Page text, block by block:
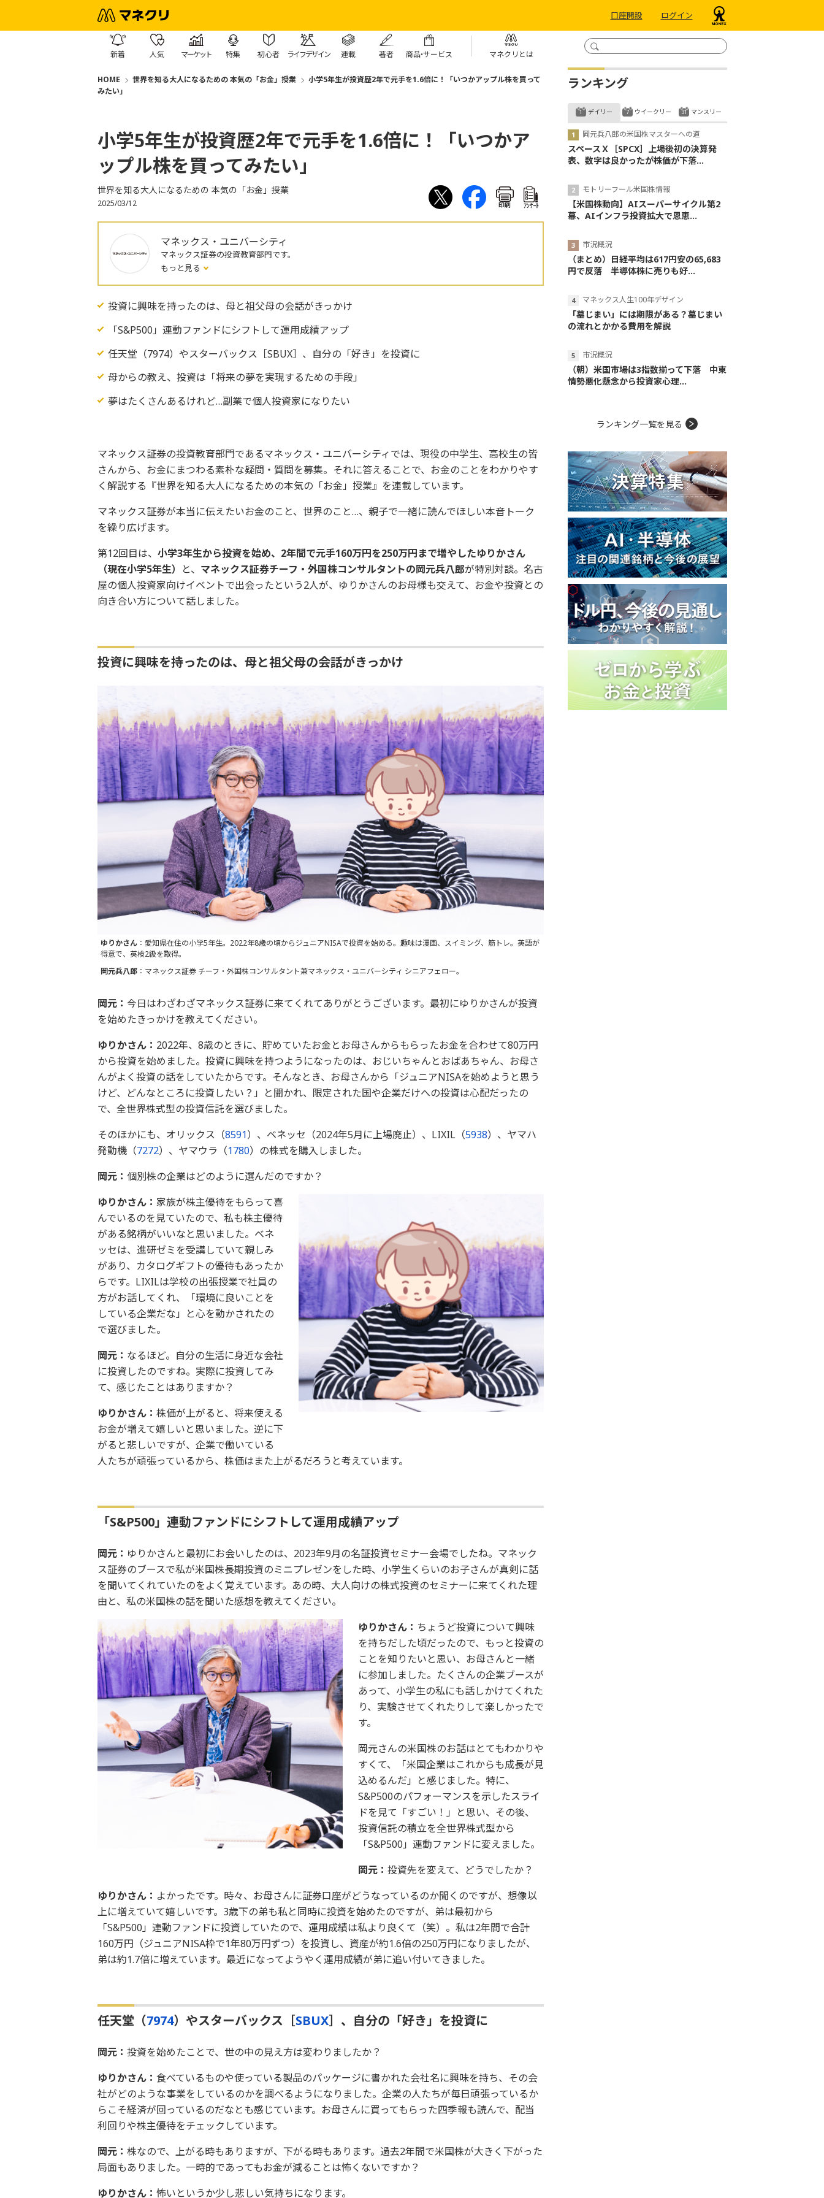
口座開設 ログイン
新着 人気 マーケット 特集 初心者 ライフデザイン 連載 著者 商品・サービス マネクリとは
HOME 世界を知る大人になるための 本気の「お金」授業
小学5年生が投資歴2年で元手を1.6倍に！「いつかアップル株を買って
みたい」
小学5年生が投資歴2年で元手を1.6倍に！「いつかア
ップル株を買ってみたい」
世界を知る大人になるための 本気の「お金」授業
2025/03/12 印刷 ｱﾝｹｰﾄ
マネックス・ユニバーシティ
マネックス証券の投資教育部門です。
もっと見る
投資に興味を持ったのは、母と祖父母の会話がきっかけ
「S&P500」連動ファンドにシフトして運用成績アップ
任天堂（7974）やスターバックス［SBUX］、自分の「好き」を投資に
母からの教え、投資は「将来の夢を実現するための手段」
夢はたくさんあるけれど…副業で個人投資家になりたい
マネックス証券の投資教育部門であるマネックス・ユニバーシティでは、現役の中学生、高校生の皆
さんから、お金にまつわる素朴な疑問・質問を募集。それに答えることで、お金のことをわかりやす
く解説する『世界を知る大人になるための本気の「お金」授業』を連載しています。
マネックス証券が本当に伝えたいお金のこと、世界のこと…、親子で一緒に読んでほしい本音トーク
を繰り広げます。
第12回目は、 小学3年生から投資を始め、2年間で元手160万円を250万円まで増やしたゆりかさん
（現在小学5年生）
と、 マネックス証券チーフ・外国株コンサルタントの岡元兵八郎が特別対談。名古
屋の個人投資家向けイベントで出会ったという2人が、ゆりかさんのお母様も交えて、お金や投資との
向き合い方について話しました。
投資に興味を持ったのは、母と祖父母の会話がきっかけ
ゆりかさん：愛知県在住の小学5年生。2022年8歳の頃からジュニアNISAで投資を始める。趣味は漫画、スイミング、筋トレ。英語が
得意で、英検2級を取得。
岡元兵八郎：マネックス証券 チーフ・外国株コンサルタント兼マネックス・ユニバーシティ シニアフェロー。
岡元： 今日はわざわざマネックス証券に来てくれてありがとうございます。最初にゆりかさんが投資
を始めたきっかけを教えてください。
ゆりかさん： 2022年、8歳のときに、貯めていたお金とお母さんからもらったお金を合わせて80万円
から投資を始めました。投資に興味を持つようになったのは、おじいちゃんとおばあちゃん、お母さ
んがよく投資の話をしていたからです。そんなとき、お母さんから「ジュニアNISAを始めようと思う
けど、どんなところに投資したい？」と聞かれ、限定された国や企業だけへの投資は心配だったの
で、全世界株式型の投資信託を選びました。
そのほかにも、オリックス（8591）、ベネッセ（2024年5月に上場廃止）、LIXIL（5938）、ヤマハ
発動機（7272）、ヤマウラ（1780）の株式を購入しました。
岡元： 個別株の企業はどのように選んだのですか？
ゆりかさん： 家族が株主優待をもらって喜
んでいるのを見ていたので、私も株主優待
がある銘柄がいいなと思いました。ベネ
ッセは、進研ゼミを受講していて親しみ
があり、カタログギフトの優待もあったか
らです。LIXILは学校の出張授業で社員の
方がお話してくれ、「環境に良いことを
している企業だな」と心を動かされたの
で選びました。
岡元： なるほど。自分の生活に身近な会社
に投資したのですね。実際に投資してみ
て、感じたことはありますか？
ゆりかさん： 株価が上がると、将来使える
お金が増えて嬉しいと思いました。逆に下
がると悲しいですが、企業で働いている
人たちが頑張っているから、株価はまた上がるだろうと考えています。
「S&P500」連動ファンドにシフトして運用成績アップ
岡元： ゆりかさんと最初にお会いしたのは、2023年9月の名証投資セミナー会場でしたね。マネック
ス証券のブースで私が米国株長期投資のミニプレゼンをした時、小学生くらいのお子さんが真剣に話
を聞いてくれていたのをよく覚えています。あの時、大人向けの株式投資のセミナーに来てくれた理
由と、私の米国株の話を聞いた感想を教えてください。
ゆりかさん： ちょうど投資について興味
を持ちだした頃だったので、もっと投資の
ことを知りたいと思い、お母さんと一緒
に参加しました。たくさんの企業ブースが
あって、小学生の私にも話しかけてくれた
り、実験させてくれたりして楽しかったで
す。
岡元さんの米国株のお話はとてもわかりや
すくて、「米国企業はこれからも成長が見
込めるんだ」と感じました。特に、
S&P500のパフォーマンスを示したスライ
ドを見て「すごい！」と思い、その後、
投資信託の積立を全世界株式型から
「S&P500」連動ファンドに変えました。
岡元： 投資先を変えて、どうでしたか？
ゆりかさん： よかったです。時々、お母さんに証券口座がどうなっているのか聞くのですが、想像以
上に増えていて嬉しいです。3歳下の弟も私と同時に投資を始めたのですが、弟は最初から
「S&P500」連動ファンドに投資していたので、運用成績は私より良くて（笑）。私は2年間で合計
160万円（ジュニアNISA枠で1年80万円ずつ）を投資し、資産が約1.6倍の250万円になりましたが、
弟は約1.7倍に増えています。最近になってようやく運用成績が弟に追い付いてきました。
任天堂（7974）やスターバックス［SBUX］、自分の「好き」を投資に
岡元： 投資を始めたことで、世の中の見え方は変わりましたか？
ゆりかさん： 食べているものや使っている製品のパッケージに書かれた会社名に興味を持ち、その会
社がどのような事業をしているのかを調べるようになりました。企業の人たちが毎日頑張っているか
らこそ経済が回っているのだなとも感じています。お母さんに買ってもらった四季報も読んで、配当
利回りや株主優待をチェックしています。
岡元： 株なので、上がる時もありますが、下がる時もあります。過去2年間で米国株が大きく下がった
局面もありました。一時的であってもお金が減ることは怖くないですか？
ゆりかさん： 怖いというか少し悲しい気持ちになります。
ランキング
デイリー
岡元兵八郎の米国株マスターへの道
スペースＸ［SPCX］上場後初の決算発
表、数字は良かったが株価が下落...
モトリーフール米国株情報
【米国株動向】AIスーパーサイクル第2
幕、AIインフラ投資拡大で恩恵...
市況概況
（まとめ）日経平均は617円安の65,683
円で反落 半導体株に売りも好...
マネックス人生100年デザイン
「墓じまい」には期限がある？墓じまい
の流れとかかる費用を解説
市況概況
（朝）米国市場は3指数揃って下落 中東
情勢悪化懸念から投資家心理...
ウイークリー マンスリー
ランキング一覧を見る